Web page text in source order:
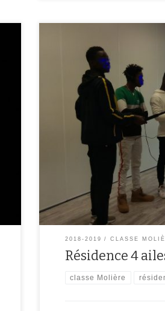
Dans le cadre de la résidence
histoire pour une nouvelle
racontée qu’avec des sons.
leur récit. Rendez-vous le 12 […]
2018-2019 CLASSE
Résidence 4
classe Molière